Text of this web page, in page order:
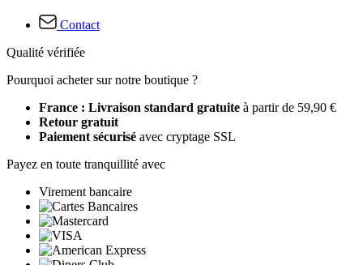
Contact
Qualité vérifiée
Pourquoi acheter sur notre boutique ?
France : Livraison standard gratuite à partir de 59,90 €
Retour gratuit
Paiement sécurisé avec cryptage SSL
Payez en toute tranquillité avec
Virement bancaire